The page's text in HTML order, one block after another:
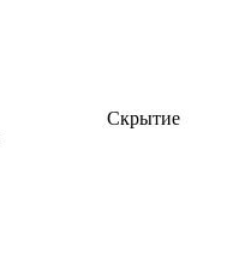
Скрытие